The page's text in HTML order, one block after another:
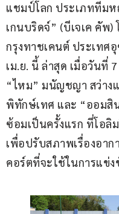
แชมป์โลก ประเภททีม
เกนบริดจ์” (บีเจเค คัพ)
กรุงทาชเคนต์ ประเทศ
เม.ย. นี้ ล่าสุด เมื่อวันที่
“ไหม” มนัญชญา สว่าง
พิทักษ์เทศ และ “ออมสิ
ซ้อมเป็นครั้งแรก ที่โอลิ
เพื่อปรับสภาพเรื่องอา
คอร์ตที่จะใช้ในการแข่ง